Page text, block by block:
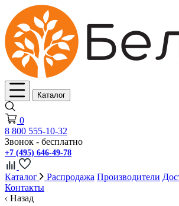
Каталог
0
8 800 555-10-32
Звонок - бесплатно
+7 (495) 646-49-78
Каталог Распродажа Производители
Контакты
Назад